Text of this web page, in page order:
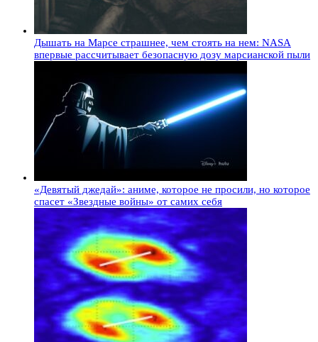
Дышать на Марсе страшнее, чем стоять на нем: NASA
впервые рассчитывает безопасную дозу марсианской пыли
«Девятый джедай»: аниме, которое не просили, но которое
спасет «Звездные войны» от самих себя